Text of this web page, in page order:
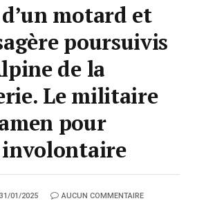
d’un motard et
poursuivis
de la
Le militaire
pour
31/01/2025 AUCUN COMMENTAIRE